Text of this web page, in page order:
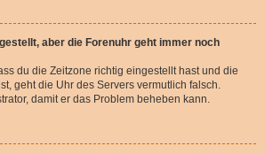
aber die Forenuhr geht immer noch
du die Zeitzone richtig eingestellt hast und die
geht die Uhr des Servers vermutlich falsch.
damit er das Problem beheben kann.